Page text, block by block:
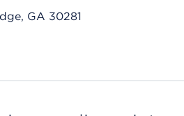
GA 30281
devices